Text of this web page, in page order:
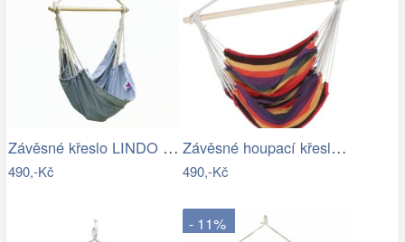
Závěsné křeslo LINDO NEW Tempo Kondela
490,-Kč
Závěsné houpací křeslo Cozyz pásek…
490,-Kč
- 11%